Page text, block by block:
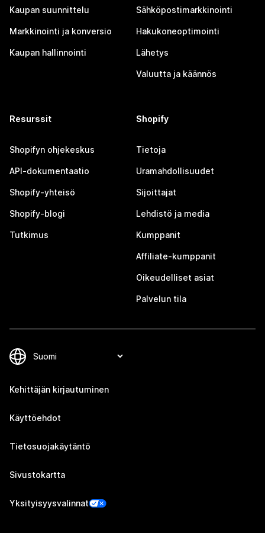
Kaupan suunnittelu
Markkinointi ja konversio
Kaupan hallinnointi
Sähköpostimarkkinointi
Hakukoneoptimointi
Lähetys
Valuutta ja käännös
Resurssit
Shopifyn ohjekeskus
API-dokumentaatio
Shopify-yhteisö
Shopify-blogi
Tutkimus
Shopify
Tietoja
Uramahdollisuudet
Sijoittajat
Lehdistö ja media
Kumppanit
Affiliate-kumppanit
Oikeudelliset asiat
Palvelun tila
Kehittäjän kirjautuminen
Käyttöehdot
Tietosuojakäytäntö
Sivustokartta
Yksityisyysvalinnat